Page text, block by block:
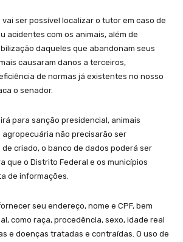
vai ser possível localizar o tutor em caso de
acidentes com os animais, além de
daqueles que abandonam seus
causaram danos a terceiros,
de normas já existentes no nosso
o senador.
para sanção presidencial, animais
não precisarão ser
criado, o banco de dados poderá ser
que o Distrito Federal e os municípios
de informações.
seu endereço, nome e CPF, bem
como raça, procedência, sexo, idade real
e doenças tratadas e contraídas. O uso de